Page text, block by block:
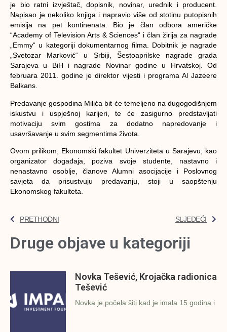
je bio ratni izvještač, dopisnik, novinar, urednik i producent.
Napisao je nekoliko knjiga i napravio više od stotinu putopisnih
emisija na pet kontinenata. Bio je član odbora američke
“Academy of Television Arts & Sciences“ i član žirija za nagrade
„Emmy“ u kategoriji dokumentarnog filma. Dobitnik je nagrade
„Svetozar Marković“ u Srbiji, Šestoaprilske nagrade grada
Sarajeva u BiH i nagrade Novinar godine u Hrvatskoj. Od
februara 2011. godine je direktor vijesti i programa Al Jazeere
Balkans.
Predavanje gospodina Milića bit će temeljeno na dugogodišnjem
iskustvu i uspješnoj karijeri, te će zasigurno predstavljati
motivaciju svim gostima za dodatno napredovanje i
usavršavanje u svim segmentima života.
Ovom prilikom, Ekonomski fakultet Univerziteta u Sarajevu, kao
organizator događaja, poziva svoje studente, nastavno i
nenastavno osoblje, članove Alumni asocijacije i Poslovnog
savjeta da prisustvuju predavanju, stoji u saopštenju
Ekonomskog fakulteta.
PRETHODNI SLJEDEĆI
Druge objave u kategoriji
Novka Tešević, Krojačka radionica
Tešević
Novka je počela šiti kad je imala 15 godina i